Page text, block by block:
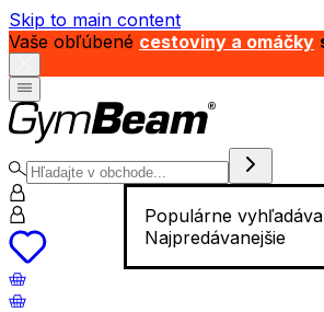
Skip to main content
Vaše obľúbené cestoviny a omáčky
Populárne
Najpredávanejšie